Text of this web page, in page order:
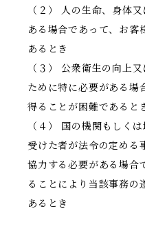
（２） 人の生命、身体
ある場合であって、お客
あるとき
（３） 公衆衛生の向上
ために特に必要がある場
得ることが困難であると
（４） 国の機関もしく
受けた者が法令の定める
協力する必要がある場合
ることにより当該事務の
あるとき